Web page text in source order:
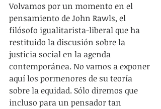
Volvamos por un momento en el
pensamiento de John Rawls, el
filósofo igualitarista-liberal que ha
restituido la discusión sobre la
justicia social en la agenda
contemporánea. No vamos a exponer
aquí los pormenores de su teoría
sobre la equidad. Sólo diremos que
incluso para un pensador tan